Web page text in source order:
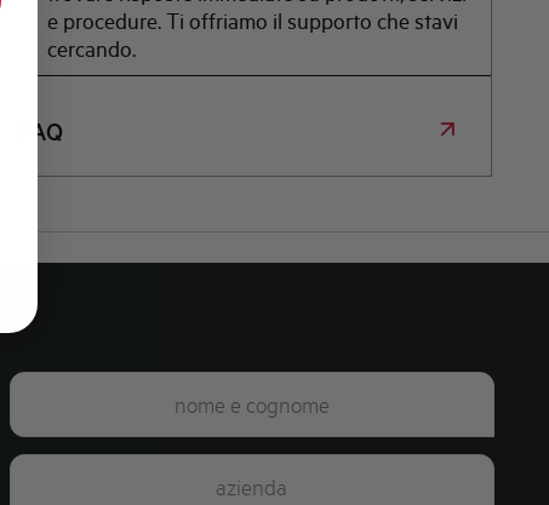
e procedure. Ti offriamo il supporto che stavi
cercando.
FAQ